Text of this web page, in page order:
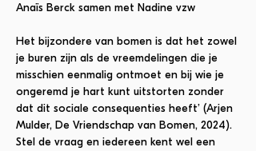
Anaïs Berck samen met Nadine vzw
Het bijzondere van bomen is dat het zowel
je buren zijn als de vreemdelingen die je
misschien eenmalig ontmoet en bij wie je
ongeremd je hart kunt uitstorten zonder
dat dit sociale consequenties heeft’ (Arjen
Mulder, De Vriendschap van Bomen, 2024).
Stel de vraag en iedereen kent wel een